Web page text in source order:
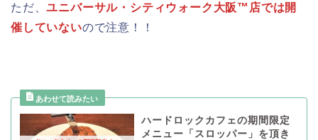
ただ、ユニバーサル・シティウォーク大阪™店では開
催していないので注意！！
ハードロックカフェの期間限定
メニュー「スロッパー」を頂き